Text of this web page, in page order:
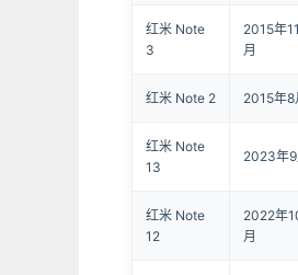
红米 Note
3
2015年11
月
红米 Note 2 2015年8
红米 Note
13
2023年9
红米 Note
12
2022年
月